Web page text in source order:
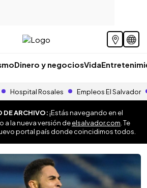
Dinero y negociosVida
Hospital Rosales Empleos El Salvador
DE ARCHIVO:¡Estás navegando en el
a la nueva versión deelsalvador.com . Te
portal país donde coincidimos todos.